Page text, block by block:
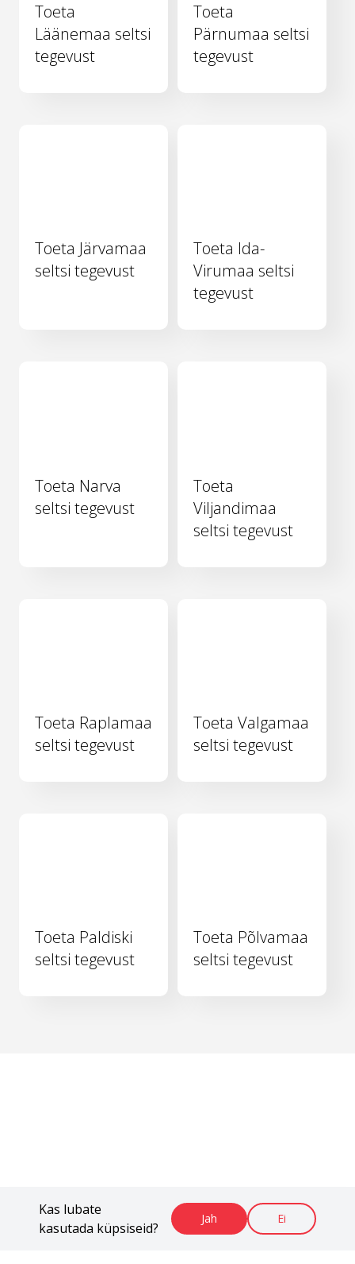
Kas lubate
kasutada küpsiseid?
Jah Ei
Toeta
Läänemaa seltsi
tegevust
Toeta
Pärnumaa seltsi
tegevust
Toeta Järvamaa
seltsi tegevust
Toeta Ida-
Virumaa seltsi
tegevust
Toeta Narva
seltsi tegevust
Toeta
Viljandimaa
seltsi tegevust
Toeta Raplamaa
seltsi tegevust
Toeta Valgamaa
seltsi tegevust
Toeta Paldiski
seltsi tegevust
Toeta Põlvamaa
seltsi tegevust